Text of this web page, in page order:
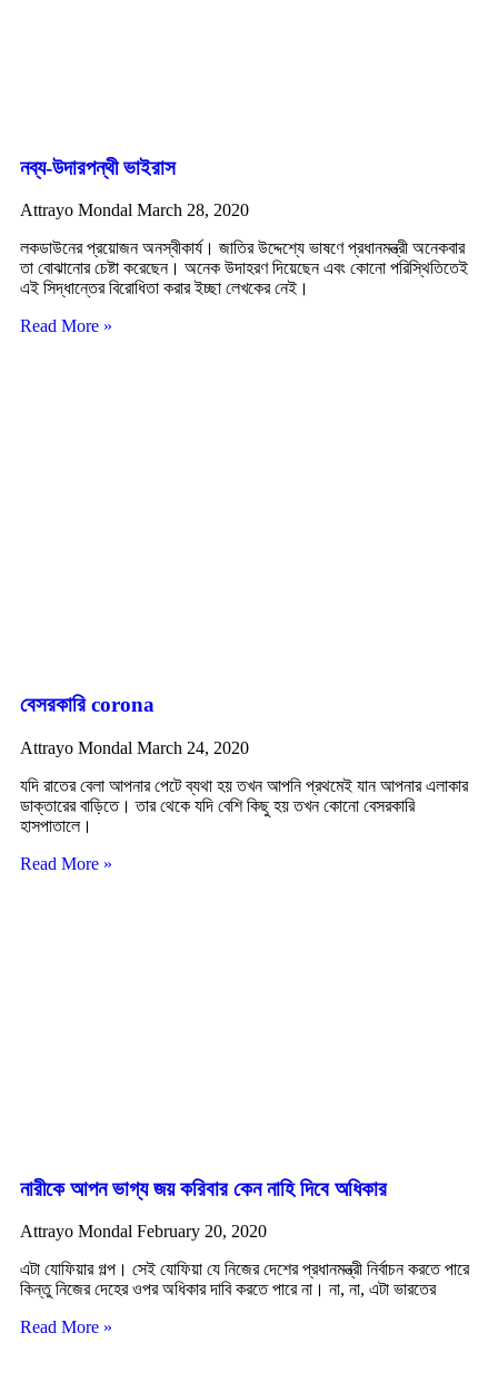
নব্য-উদারপন্থী ভাইরাস
Attrayo Mondal March 28, 2020
লকডাউনের প্রয়োজন অনস্বীকার্য। জাতির উদ্দেশ্যে ভাষণে প্রধানমন্ত্রী অনেকবার
তা বোঝানোর চেষ্টা করেছেন। অনেক উদাহরণ দিয়েছেন এবং কোনো পরিস্থিতিতেই
এই সিদ্ধান্তের বিরোধিতা করার ইচ্ছা লেখকের নেই।
Read More »
বেসরকারি corona
Attrayo Mondal March 24, 2020
যদি রাতের বেলা আপনার পেটে ব্যথা হয় তখন আপনি প্রথমেই যান আপনার এলাকার
ডাক্তারের বাড়িতে। তার থেকে যদি বেশি কিছু হয় তখন কোনো বেসরকারি
হাসপাতালে।
Read More »
নারীকে আপন ভাগ্য জয় করিবার কেন নাহি দিবে অধিকার
Attrayo Mondal February 20, 2020
এটা যোফিয়ার গল্প। সেই যোফিয়া যে নিজের দেশের প্রধানমন্ত্রী নির্বাচন করতে পারে
কিন্তু নিজের দেহের ওপর অধিকার দাবি করতে পারে না। না, না, এটা ভারতের
Read More »